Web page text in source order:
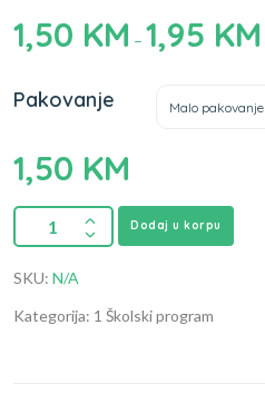
1,50 KM – 1,95 KM
Pakovanje Malo pakovanje
1,50 KM
Dodaj u korpu
SKU: N/A
Kategorija: 1 Školski program